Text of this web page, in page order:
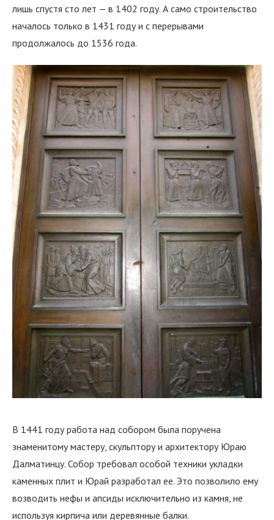
лишь спустя сто лет — в 1402 году. А само строительство
началось только в 1431 году и с перерывами
продолжалось до 1536 года.
В 1441 году работа над собором была поручена
знаменитому мастеру, скульптору и архитектору Юраю
Далматинцу. Собор требовал особой техники укладки
каменных плит и Юрай разработал ее. Это позволило ему
возводить нефы и апсиды исключительно из камня, не
используя кирпича или деревянные балки.